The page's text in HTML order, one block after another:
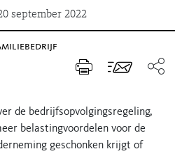
september 2022
de bedrijfsopvolgingsregeling,
belastingvoordelen voor de
geschonken krijgt of